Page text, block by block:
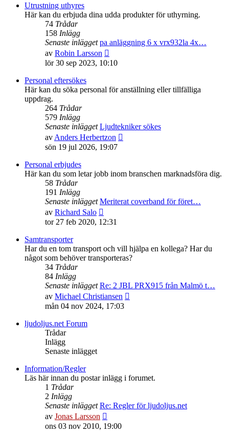
inlägget
Utrustning uthyres
Här kan du erbjuda dina udda produkter för uthyrning.
74 Trådar
158 Inlägg
Senaste inlägget pa anläggning 6 x vrx932la 4x…
av Robin Larsson
till
inlägget
lör 30 sep 2023, 10:10
Personal eftersökes
Här kan du söka personal för anställning eller tillfälliga
uppdrag.
264 Trådar
579 Inlägg
Senaste inlägget Ljudtekniker sökes
av Anders Herbertzon
inlägget
sön 19 jul 2026, 19:07
Personal erbjudes
Här kan du som letar jobb inom branschen marknadsföra dig.
58 Trådar
191 Inlägg
Senaste inlägget Meriterat coverband för föret…
av Richard Salo
till
inlägget
tor 27 feb 2020, 12:31
Samtransporter
Har du en tom transport och vill hjälpa en kollega? Har du
något som behöver transporteras?
34 Trådar
84 Inlägg
Senaste inlägget Re: 2 JBL PRX915 från Malmö t…
av Michael Christiansen
mån 04 nov 2024, 17:03
ljudoljus.net Forum
Trådar
Inlägg
Senaste inlägget
Information/Regler
Läs här innan du postar inlägg i forumet.
1 Trådar
2 Inlägg
Senaste inlägget Re: Regler för ljudoljus.net
av Jonas Larsson
till
ons 03 nov 2010, 19:00